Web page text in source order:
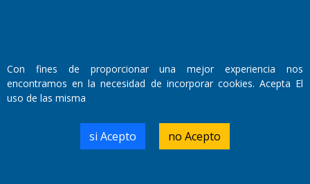
Miembro de ADIRA,ADEPA y CPPAL
Propietario: El Diario SRL
Director Periodístico:
Con fines de proporcionar una mejor experiencia nos
encontramos en la necesidad de incorporar cookies. Acepta El
uso de las misma
si Acepto no Acepto